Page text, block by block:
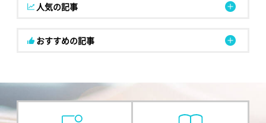
人気の記事
おすすめの記事